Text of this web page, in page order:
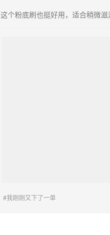
这个粉底刷也挺好用，适合稍微
#我刚刚又下了一单